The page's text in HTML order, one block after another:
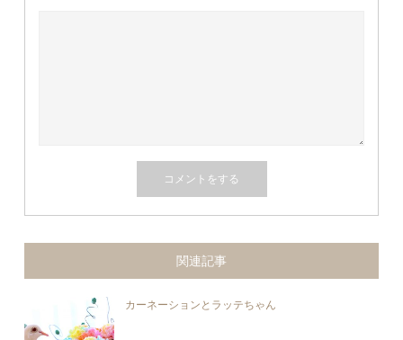
関連記事
カーネーションとラッテちゃん